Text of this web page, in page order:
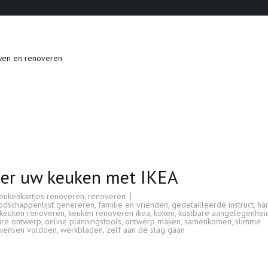
en renoveren
uw keuken met IKEA
renoveren renoveren
genereren, familie en vrienden, gedetailleerde instruct,
keuken renoveren, keuken renoveren ikea, koken, kostbare
ontwerp, online planningstools, ontwerp maken, samenkomen, slimme
voldoen, werkbladen, zelf aan de slag gaan